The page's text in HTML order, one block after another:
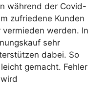
während der Covid-
zufriedene Kunden
vermieden werden. In
sehr
dabei. So
gemacht. Fehler